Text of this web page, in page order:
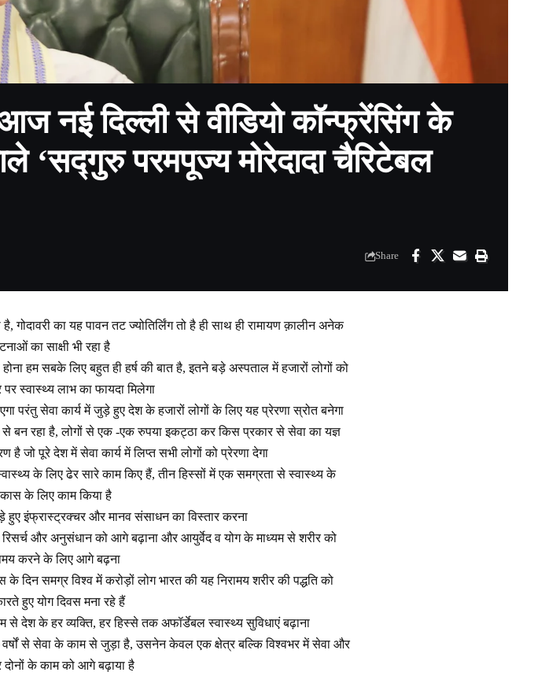
नई दिल्ली से वीडियो कॉन्फ्रेंसिंग के
‘सद्गुरु परमपूज्य मोरेदादा चैरिटेबल
Share
गोदावरी का यह पावन तट ज्योतिर्लिंग तो है ही साथ ही रामायण क़ालीन अनेक
का साक्षी भी रहा है
हम सबके लिए बहुत ही हर्ष की बात है, इतने बड़े अस्पताल में हजारों लोगों को
स्वास्थ्य लाभ का फायदा मिलेगा
परंतु सेवा कार्य में जुड़े हुए देश के हजारों लोगों के लिए यह प्रेरणा स्रोत बनेगा
बन रहा है, लोगों से एक -एक रुपया इकट्ठा कर किस प्रकार से सेवा का यज्ञ
है जो पूरे देश में सेवा कार्य में लिप्त सभी लोगों को प्रेरणा देगा
के लिए ढेर सारे काम किए हैं, तीन हिस्सों में एक समग्रता से स्वास्थ्य के
के लिए काम किया है
इंफ्रास्ट्रक्चर और मानव संसाधन का विस्तार करना
रिसर्च और अनुसंधान को आगे बढ़ाना और आयुर्वेद व योग के माध्यम से शरीर को
करने के लिए आगे बढ़ना
समग्र विश्व में करोड़ों लोग भारत की यह निरामय शरीर की पद्धति को
हुए योग दिवस मना रहे हैं
से देश के हर व्यक्ति, हर हिस्से तक अफॉर्डेबल स्वास्थ्य सुविधाएं बढ़ाना
वर्षों से सेवा के काम से जुड़ा है, उसनेन केवल एक क्षेत्र बल्कि विश्वभर में सेवा और
के काम को आगे बढ़ाया है